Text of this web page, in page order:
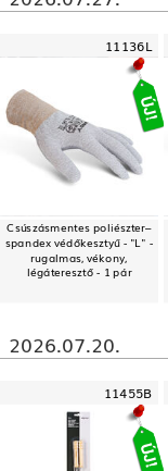
11136L
Csúszásmentes poliészter–
spandex védőkesztyű - "L" -
rugalmas, vékony,
légáteresztő - 1 pár
2026.07.20.
11455B